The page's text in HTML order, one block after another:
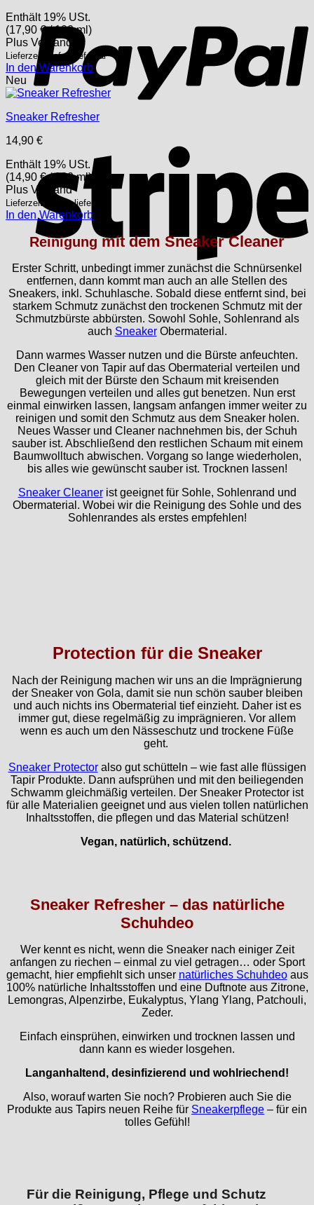
Enthält 19% USt.
(17,90 €/ 100 ml)
Plus Versand
Lieferzeit: sofort lieferbar
In den Warenkorb
Neu
Sneaker Refresher
14,90 €
Enthält 19% USt.
(14,90 €/ 100 ml)
Plus Versand
Lieferzeit: sofort lieferbar
In den Warenkorb
Reinigungmit dem Sneaker Cleaner
Erster Schritt, unbedingt immer zunächst die Schnürsenkel
entfernen, dann kommt man auch an alle Stellen des
Sneakers, inkl. Schuhlasche. Sobald diese entfernt sind, bei
starkem Schmutz zunächst den trockenen Schmutz mit der
Schmutzbürste abbürsten. Sowohl Sohle, Sohlenrand als
auch SneakerObermaterial.
Dann warmes Wasser nutzen und die Bürste anfeuchten.
Den Cleaner von Tapir auf das Obermaterial verteilen und
gleich mit der Bürste den Schaum mit kreisenden
Bewegungen verteilen und alles gut benetzen. Nun erst
einmal einwirken lassen, langsam anfangen immer weiter zu
reinigen und somit den Schmutz aus dem Sneaker holen.
Neues Wasser und Cleaner nachnehmen bis, der Schuh
sauber ist. Abschließend den restlichen Schaum mit einem
Baumwolltuch abwischen. Vorgang so lange wiederholen,
bis alles wie gewünscht sauber ist. Trocknen lassen!
Sneaker Cleanerist geeignet für Sohle, Sohlenrand und
Obermaterial. Wobei wir die Reinigung des Sohle und des
Sohlenrandes als erstes empfehlen!
Protection für die Sneaker
Nach der Reinigung machen wir uns an die Imprägnierung
der Sneaker von Gola, damit sie nun schön sauber bleiben
und auch nichts ins Obermaterial tief einzieht. Daher ist es
immer gut, diese regelmäßig zu imprägnieren. Vor allem
wenn es auch um den Nässeschutz und trockene Füße
geht.
Sneaker Protectoralso gut schütteln – wie fast alle flüssigen
Tapir Produkte. Dann aufsprühen und mit den beiliegenden
Schwamm gleichmäßig verteilen. Der Sneaker Protector ist
für alle Materialien geeignet und aus vielen tollen natürlichen
Inhaltsstoffen, die pflegen und das Material schützen!
Vegan, natürlich, schützend.
Sneaker Refresher – das natürliche
Schuhdeo
Wer kennt es nicht, wenn die Sneaker nach einiger Zeit
anfangen zu riechen – einmal zu viel getragen… oder Sport
gemacht, hier empfiehlt sich unser natürliches Schuhdeoaus
100% natürliche Inhaltsstoffen und eine Duftnote aus Zitrone,
Lemongras, Alpenzirbe, Eukalyptus, Ylang Ylang, Patchouli,
Zeder.
Einfach einsprühen, einwirken und trocknen lassen und
dann kann es wieder losgehen.
Langanhaltend, desinfizierend und wohlriechend!
Also, worauf warten Sie noch? Probieren auch Sie die
Produkte aus Tapirs neuen Reihe für Sneakerpflege – für ein
tolles Gefühl!
Für die Reinigung, Pflege und Schutz